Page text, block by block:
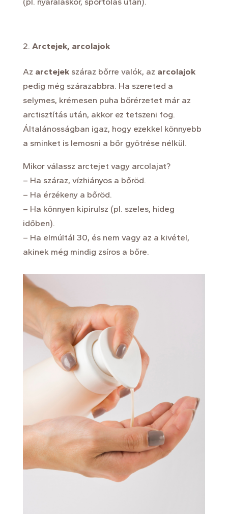
Arctejek, arcolajok
Az arctejek száraz bőrre valók, az arcolajok
pedig még szárazabbra. Ha szereted a
selymes, krémesen puha bőrérzetet már az
arctisztítás után, akkor ez tetszeni fog.
Általánosságban igaz, hogy ezekkel könnyebb
a sminket is lemosni a bőr gyötrése nélkül.
Mikor válassz arctejet vagy arcolajat?
– Ha száraz, vízhiányos a bőröd.
– Ha érzékeny a bőröd.
– Ha könnyen kipirulsz (pl. szeles, hideg
időben).
– Ha elmúltál 30, és nem vagy az a kivétel,
akinek még mindig zsíros a bőre.